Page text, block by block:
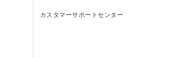
カスタマーサポートセンター